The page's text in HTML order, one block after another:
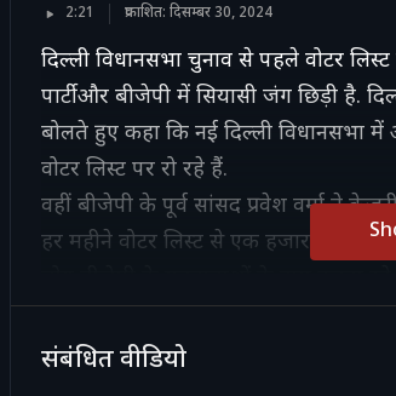
2:21 प्रकाशित: दिसम्बर 30, 2024
दिल्ली विधानसभा चुनाव से पहले वोटर
पार्टी और बीजेपी में सियासी जंग छिड़ी है.
बोलते हुए कहा कि नई दिल्ली
वोटर लिस्ट पर रो रहे हैं.
वहीं बीजेपी के पूर्व सांसद प्रवेश वर्मा ने
हर महीने वोटर लिस्ट से एक हजार नाम कट
वर्मा ने कहा कि मकान संख्या जीरो में
डाल के फिर कहीं चले जाते हैं. प्रवेश वर्मा ने
संबंधित वीडियो